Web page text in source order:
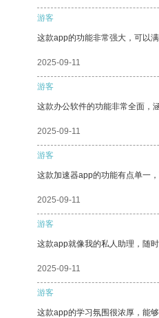
游客
这款app的功能非常强大，可以
2025-09-11
游客
这款办公软件的功能非常全面，
2025-09-11
游客
这款加速器app的功能有点单一
2025-09-11
游客
这款app就像我的私人助理，随
2025-09-11
游客
这款app的学习氛围很浓厚，能